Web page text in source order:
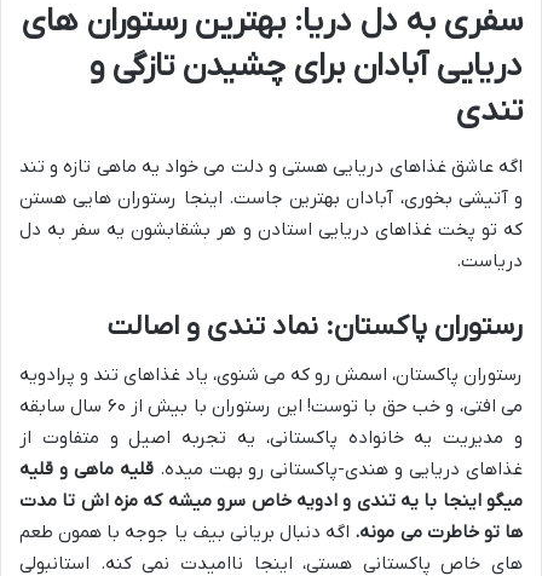
سفری به دل دریا: بهترین رستوران های
دریایی آبادان برای چشیدن تازگی و
تندی
اگه عاشق غذاهای دریایی هستی و دلت می خواد یه ماهی تازه و تند
و آتیشی بخوری، آبادان بهترین جاست. اینجا رستوران هایی هستن
که تو پخت غذاهای دریایی استادن و هر بشقابشون یه سفر به دل
دریاست.
رستوران پاکستان: نماد تندی و اصالت
رستوران پاکستان، اسمش رو که می شنوی، یاد غذاهای تند و پرادویه
می افتی، و خب حق با توست! این رستوران با بیش از ۶۰ سال سابقه
و مدیریت یه خانواده پاکستانی، یه تجربه اصیل و متفاوت از
غذاهای دریایی و هندی-پاکستانی رو بهت میده.قلیه ماهی و قلیه
میگو اینجا با یه تندی و ادویه خاص سرو میشه که مزه اش تا مدت
ها تو خاطرت می مونه. اگه دنبال بریانی بیف یا جوجه با همون طعم
های خاص پاکستانی هستی، اینجا ناامیدت نمی کنه. استانبولی